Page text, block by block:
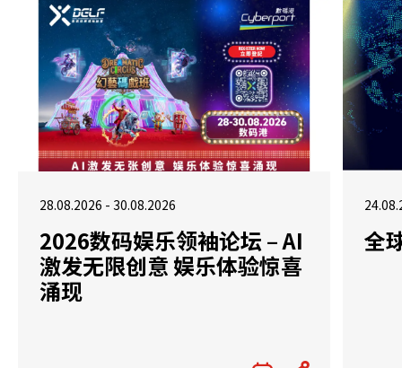
28.08.2026 - 30.08.2026
2026数码娱乐领袖论坛 – AI
激发无限创意 娱乐体验惊喜
涌现
全